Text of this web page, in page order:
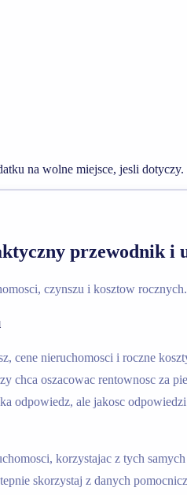
na wolne miejsce, jesli dotyczy.
przewodnik i
czynszu i kosztow rocznych.
cene nieruchomosci i roczne
chca oszacowac rentownosc za
odpowiedz, ale jakosc
korzystajac z tych
skorzystaj z danych